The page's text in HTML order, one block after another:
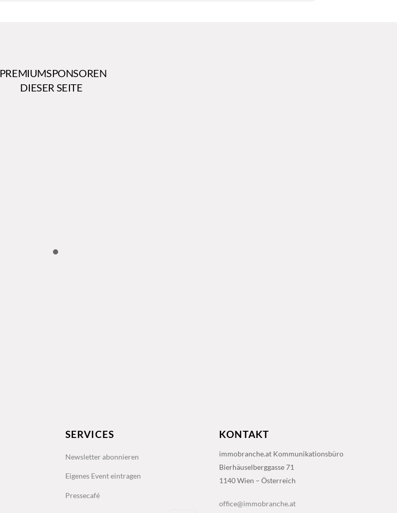
PREMIUMSPONSOREN
DIESER SEITE
SERVICES
Newsletter abonnieren
Eigenes Event eintragen
Pressecafé
KONTAKT
immobranche.at Kommunikationsbüro
Bierhäuselberggasse 71
1140 Wien – Österreich
office@immobranche.at